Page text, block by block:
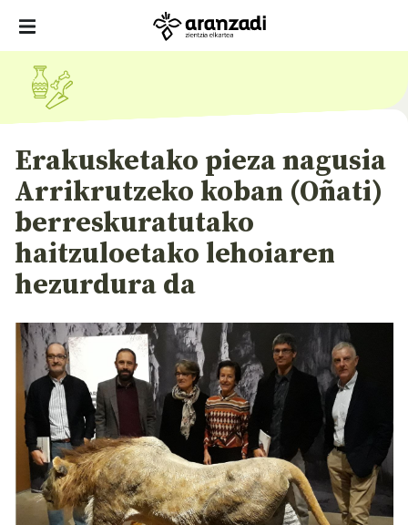
Erakusketako pieza nagusia
Arrikrutzeko koban (Oñati)
berreskuratutako
haitzuloetako lehoiaren
hezurdura da